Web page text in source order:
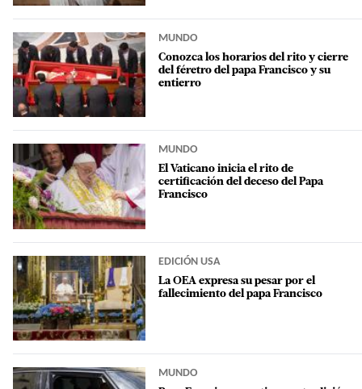
MUNDO
Conozca los horarios del rito y cierre
del féretro del papa Francisco y su
entierro
MUNDO
El Vaticano inicia el rito de
certificación del deceso del Papa
Francisco
EDICIÓN USA
La OEA expresa su pesar por el
fallecimiento del papa Francisco
MUNDO